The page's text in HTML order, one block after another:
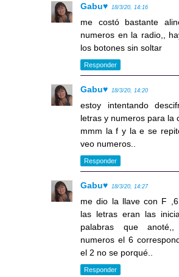
Gabu♥ 18/3/20, 14:16
me costó bastante
numeros en la radio,,
los botones sin soltar
Responder
Gabu♥ 18/3/20, 14:20
estoy intentando
letras y numeros para la
mmm la f y la e se
veo numeros..
Responder
Gabu♥ 18/3/20, 14:27
me dio la llave con F
las letras eran las
palabras que
numeros el 6
el 2 no se porqué..
Responder